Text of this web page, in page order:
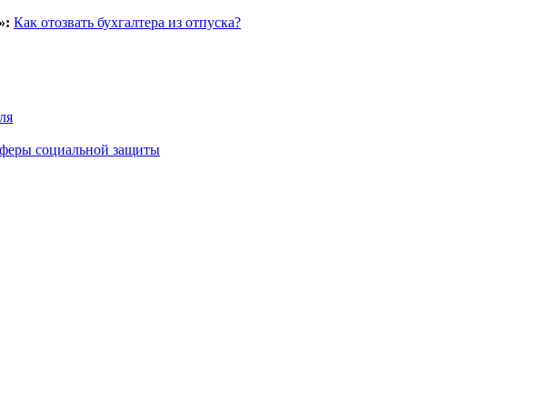
Как отозвать бухгалтера из отпуска?
социальной защиты